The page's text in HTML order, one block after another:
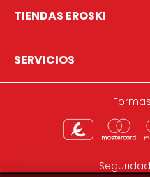
TIENDAS EROSKI
SERVICIOS